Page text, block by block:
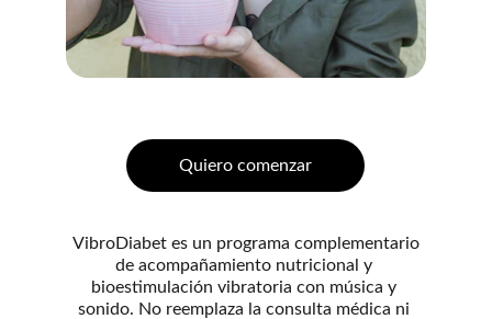
Quiero comenzar
VibroDiabet es un programa complementario
de acompañamiento nutricional y
bioestimulación vibratoria con música y
sonido. No reemplaza la consulta médica ni